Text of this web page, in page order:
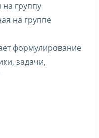
группу
на группе
формулирование
задачи,